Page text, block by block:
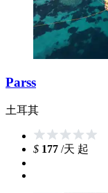
Parss
土耳其
$ 177 /天 起